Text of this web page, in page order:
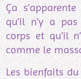
Ça
qu’il n’y a
corps et qu’il
comme le
Les bienfaits